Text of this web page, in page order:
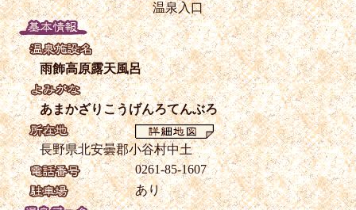
温泉入口
雨飾高原露天風呂
あまかざりこうげんろてんぶろ
長野県北安曇郡小谷村中土
0261-85-1607
あり